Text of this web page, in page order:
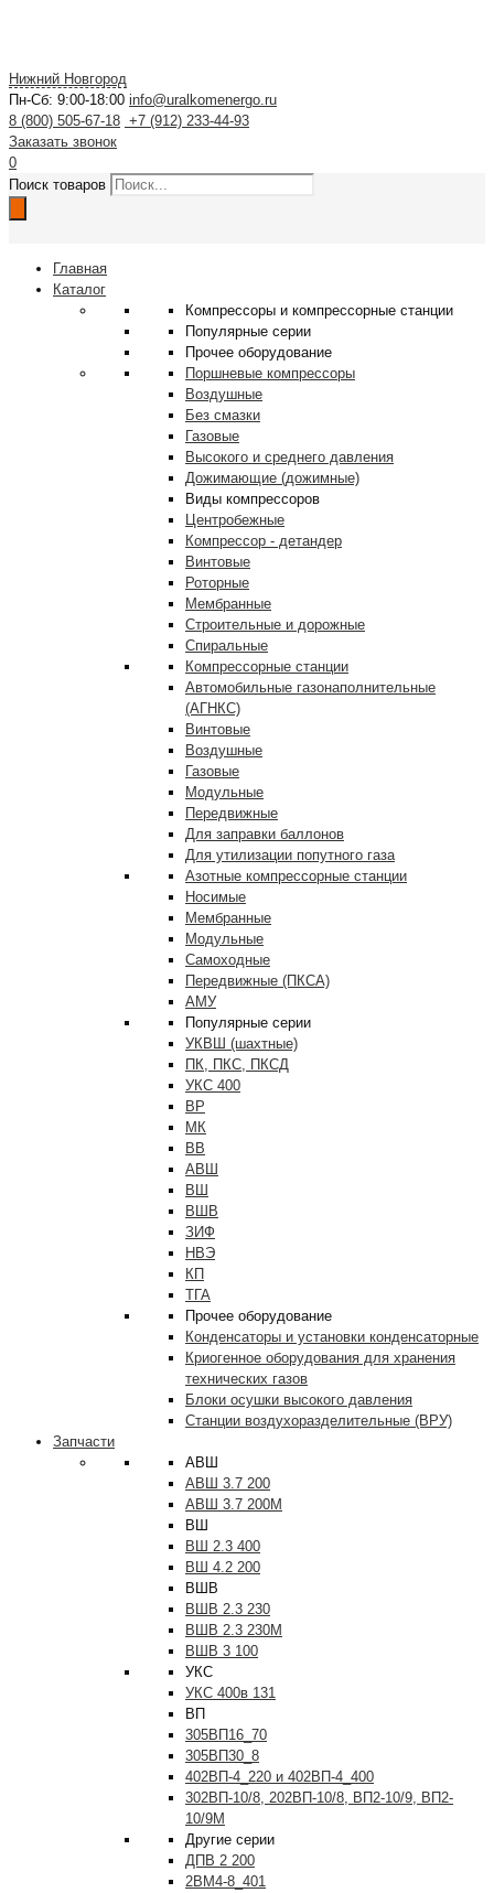
Нижний Новгород
Пн-Сб: 9:00-18:00 info@uralkomenergo.ru
8 (800) 505-67-18 +7 (912) 233-44-93
Заказать звонок
0
Поиск товаров
Главная
Каталог
Компрессоры и компрессорные станции
Популярные серии
Прочее оборудование
Поршневые компрессоры
Воздушные
Без смазки
Газовые
Высокого и среднего давления
Дожимающие (дожимные)
Виды компрессоров
Центробежные
Компрессор - детандер
Винтовые
Роторные
Мембранные
Строительные и дорожные
Спиральные
Компрессорные станции
Автомобильные газонаполнительные
(АГНКС)
Винтовые
Воздушные
Газовые
Модульные
Передвижные
Для заправки баллонов
Для утилизации попутного газа
Азотные компрессорные станции
Носимые
Мембранные
Модульные
Самоходные
Передвижные (ПКСА)
АМУ
Популярные серии
УКВШ (шахтные)
ПК, ПКС, ПКСД
УКС 400
ВР
МК
ВВ
АВШ
ВШ
ВШВ
ЗИФ
НВЭ
КП
ТГА
Прочее оборудование
Конденсаторы и установки конденсаторные
Криогенное оборудования для хранения
технических газов
Блоки осушки высокого давления
Станции воздухоразделительные (ВРУ)
Запчасти
АВШ
АВШ 3.7 200
АВШ 3.7 200М
ВШ
ВШ 2.3 400
ВШ 4.2 200
ВШВ
ВШВ 2.3 230
ВШВ 2.3 230М
ВШВ 3 100
УКС
УКС 400в 131
ВП
305ВП16_70
305ВП30_8
402ВП-4_220 и 402ВП-4_400
302ВП-10/8, 202ВП-10/8, ВП2-10/9, ВП2-
10/9М
Другие серии
ДПВ 2 200
2ВМ4-8_401